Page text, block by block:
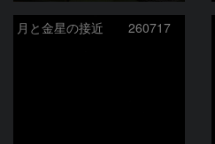
月と金星の接近 260717